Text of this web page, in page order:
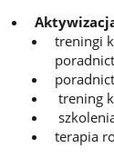
treningi
trening
terapia